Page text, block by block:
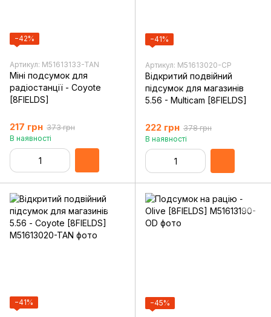
−42%
Артикул: M51613133-TAN
Міні подсумок для
радіостанції - Coyote
[8FIELDS]
217 грн 373 грн
В наявності
−41%
Артикул: M51613020-CP
Відкритий подвійний
підсумок для магазинів
5.56 - Multicam [8FIELDS]
222 грн 378 грн
В наявності
−41% −45%